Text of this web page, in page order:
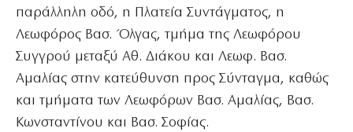
παράλληλη οδό, η Πλατεία Συντάγματος, η
Λεωφόρος Βασ. Όλγας, τμήμα της Λεωφόρου
Συγγρού μεταξύ Αθ. Διάκου και Λεωφ. Βασ.
Αμαλίας στην κατεύθυνση προς Σύνταγμα, καθώς
και τμήματα των Λεωφόρων Βασ. Αμαλίας, Βασ.
Κωνσταντίνου και Βασ. Σοφίας.